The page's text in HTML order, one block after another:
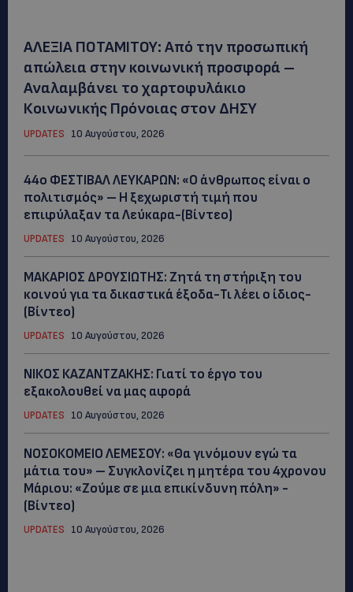
ΑΛΕΞΙΑ ΠΟΤΑΜΙΤΟΥ: Από την προσωπική
απώλεια στην κοινωνική προσφορά –
Αναλαμβάνει το χαρτοφυλάκιο
Κοινωνικής Πρόνοιας στον ΔΗΣΥ
UPDATES 10 Αυγούστου, 2026
44ο ΦΕΣΤΙΒΑΛ ΛΕΥΚΑΡΩΝ: «Ο άνθρωπος είναι ο
πολιτισμός» – Η ξεχωριστή τιμή που
επιφύλαξαν τα Λεύκαρα-(Βίντεο)
UPDATES 10 Αυγούστου, 2026
ΜΑΚΑΡΙΟΣ ΔΡΟΥΣΙΩΤΗΣ: Ζητά τη στήριξη του
κοινού για τα δικαστικά έξοδα-Τι λέει ο ίδιος-
(Βίντεο)
UPDATES 10 Αυγούστου, 2026
ΝΙΚΟΣ ΚΑΖΑΝΤΖΑΚΗΣ: Γιατί το έργο του
εξακολουθεί να μας αφορά
UPDATES 10 Αυγούστου, 2026
ΝΟΣΟΚΟΜΕΙΟ ΛΕΜΕΣΟΥ: «Θα γινόμουν εγώ τα
μάτια του» – Συγκλονίζει η μητέρα του 4χρονου
Μάριου: «Ζούμε σε μια επικίνδυνη πόλη» -
(Βίντεο)
UPDATES 10 Αυγούστου, 2026